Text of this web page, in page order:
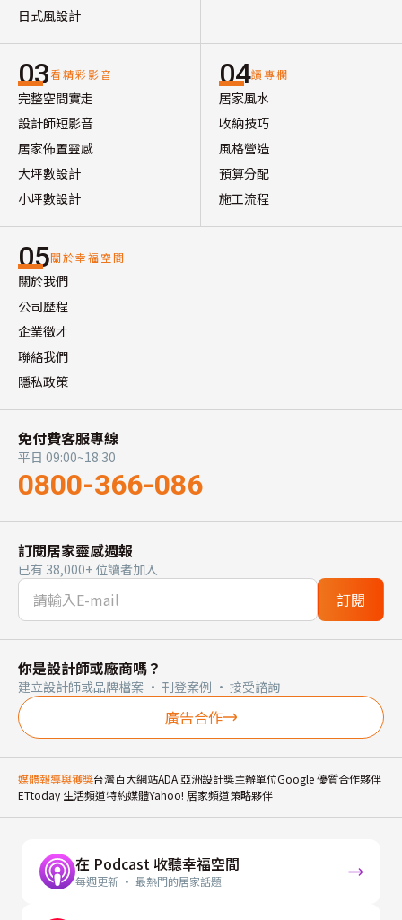
日式風設計
03看精彩影音
完整空間實走
設計師短影音
居家佈置靈感
大坪數設計
小坪數設計
04讀專欄
居家風水
收納技巧
風格營造
預算分配
施工流程
05關於幸福空間
關於我們
公司歷程
企業徵才
聯絡我們
隱私政策
免付費客服專線
平日 09:00~18:30
0800-366-086
訂閱居家靈感週報
已有 38,000+ 位讀者加入
訂閱
你是設計師或廠商嗎？
建立設計師或品牌檔案 · 刊登案例 · 接受諮詢
廣告合作
媒體報導與獲獎台灣百大網站ADA 亞洲設計獎主辦單位Google 優質合作夥伴
ETtoday 生活頻道特約媒體Yahoo! 居家頻道策略夥伴
在 Podcast 收聽幸福空間
每週更新 · 最熱門的居家話題